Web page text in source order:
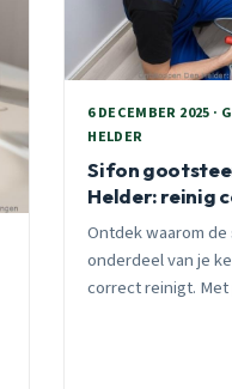
6 DECEMBER 2025 ·
HELDER
Sifon
Helder: reinig
Ontdek waarom
onderdeel van je
correct reinigt.